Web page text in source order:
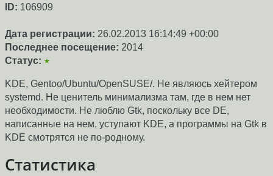
ID: 106909
Дата регистрации: 26.02.2013 16:14:49 +00:00
Последнее посещение: 2014
Статус: ★
KDE, Gentoo/Ubuntu/OpenSUSE/. Не являюсь хейтером
systemd. Не ценитель минимализма там, где в нем нет
необходимости. Не люблю Gtk, поскольку все DE,
написанные на нем, уступают KDE, а программы на Gtk в
KDE смотрятся не по-родному.
Статистика